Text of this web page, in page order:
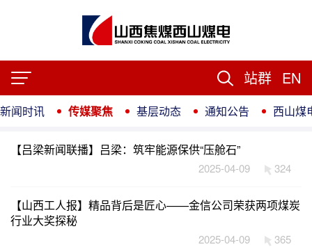
站群 EN
新闻时讯 传媒聚焦 基层动态 通知公告 西山煤
【吕梁新闻联播】吕梁：筑牢能源保供“压舱石”
2025-04-09 324
【山西工人报】精品背后是匠心——金信公司荣获两项煤炭
行业大奖探秘
2025-04-09 365